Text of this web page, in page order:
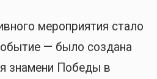
мероприятия стало
— было создана
знамени Победы в